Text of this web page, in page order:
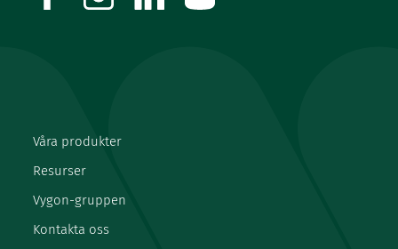
Våra produkter
Resurser
Vygon-gruppen
Kontakta oss